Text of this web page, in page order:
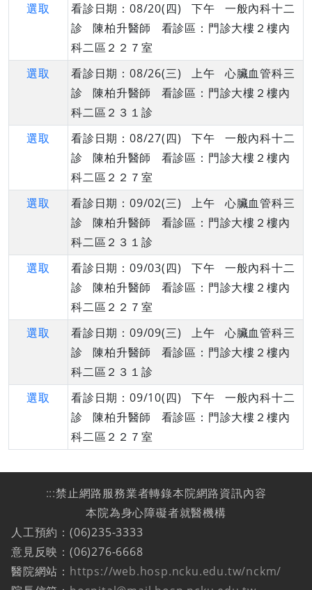
選取
看診日期：08/20(四) 下午 一般內科十二
診 陳柏升醫師 看診區：門診大樓２樓內
科二區２２７室
選取
看診日期：08/26(三) 上午 心臟血管科三
診 陳柏升醫師 看診區：門診大樓２樓內
科二區２３１診
選取
看診日期：08/27(四) 下午 一般內科十二
診 陳柏升醫師 看診區：門診大樓２樓內
科二區２２７室
選取
看診日期：09/02(三) 上午 心臟血管科三
診 陳柏升醫師 看診區：門診大樓２樓內
科二區２３１診
選取
看診日期：09/03(四) 下午 一般內科十二
診 陳柏升醫師 看診區：門診大樓２樓內
科二區２２７室
選取
看診日期：09/09(三) 上午 心臟血管科三
診 陳柏升醫師 看診區：門診大樓２樓內
科二區２３１診
選取
看診日期：09/10(四) 下午 一般內科十二
診 陳柏升醫師 看診區：門診大樓２樓內
科二區２２７室
:::禁止網路服務業者轉錄本院網路資訊內容
本院為身心障礙者就醫機構
人工預約：(06)235-3333
意見反映：(06)276-6668
醫院網站： https://web.hosp.ncku.edu.tw/nckm/